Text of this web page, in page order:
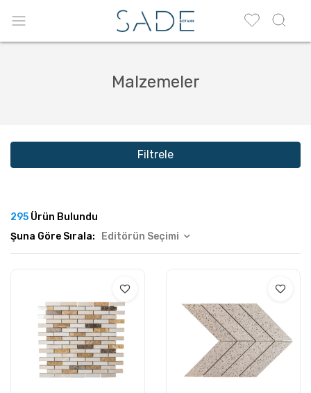
Malzemeler
Filtrele
295 Ürün Bulundu
Şuna Göre Sırala:
Editörün Seçimi